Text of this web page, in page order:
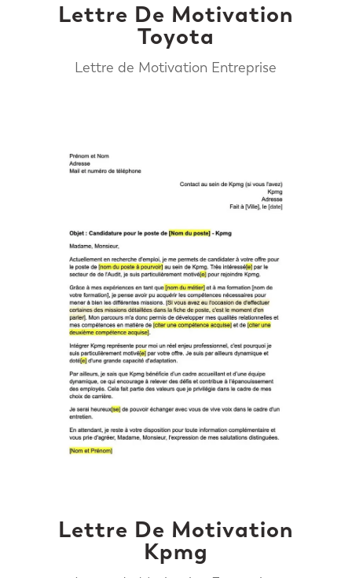
Lettre De Motivation
Toyota
Lettre de Motivation Entreprise
Lettre De Motivation
Kpmg